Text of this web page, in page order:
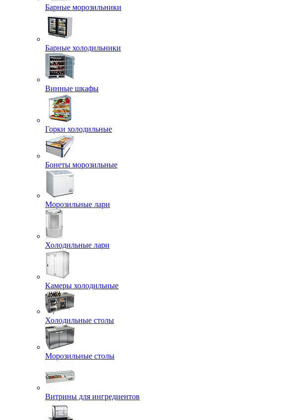
Барные морозильники
Барные холодильники
Винные шкафы
Горки холодильные
Бонеты морозильные
Морозильные лари
Холодильные лари
Камеры холодильные
Холодильные столы
Морозильные столы
Витрины для ингредиентов